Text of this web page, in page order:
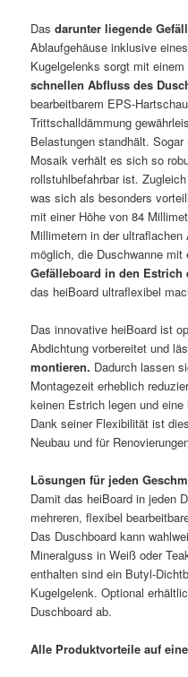
Dasdarunter liegende
Ablaufgehäuse inklusive
Kugelgelenks sorgt mit
schnellen Abfluss des
bearbeitbarem EPS-
Trittschalldämmung
Belastungen standhält.
Mosaik verhält es sich so
rollstuhlbefahrbar ist.
was sich als besonders
mit einer Höhe von 84
Millimetern in der
möglich, die Duschwanne
Gefälleboard in den Estrich
das heiBoard ultraflexibel
Das innovative heiBoard ist
Abdichtung vorbereitet und
montieren. Dadurch lassen
Montagezeit erheblich
keinen Estrich legen und
Dank seiner Flexibilität ist
Neubau und für
Lösungen für jeden
Damit das heiBoard in jeden
mehreren, flexibel
Das Duschboard kann
Mineralguss in Weiß oder
enthalten sind ein Butyl-
Kugelgelenk. Optional
Duschboard ab.
Alle Produktvorteile auf